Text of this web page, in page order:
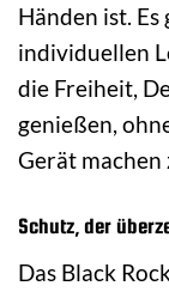
Händen ist.
individuellen
die Freiheit,
genießen,
Gerät machen
Schutz, der
Das Black